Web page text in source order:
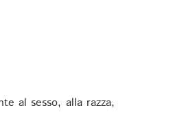
al sesso, alla razza,